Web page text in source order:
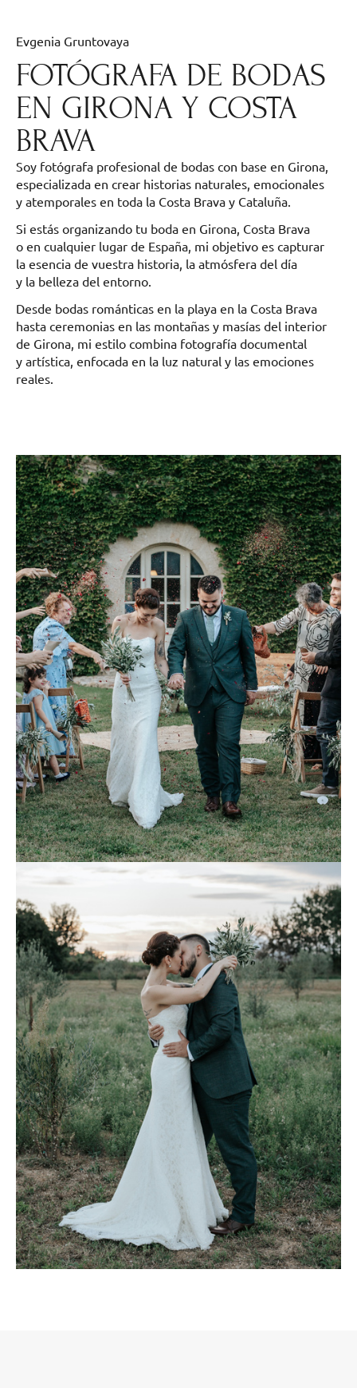
Evgenia Gruntovaya
FOTÓGRAFA DE BODAS
EN GIRONA Y COSTA
BRAVA
Soy fotógrafa profesional de bodas con base en Girona,
especializada en crear historias naturales, emocionales
y atemporales en toda la Costa Brava y Cataluña.
Si estás organizando tu boda en Girona, Costa Brava
o en cualquier lugar de España, mi objetivo es capturar
la esencia de vuestra historia, la atmósfera del día
y la belleza del entorno.
Desde bodas románticas en la playa en la Costa Brava
hasta ceremonias en las montañas y masías del interior
de Girona, mi estilo combina fotografía documental
y artística, enfocada en la luz natural y las emociones
reales.